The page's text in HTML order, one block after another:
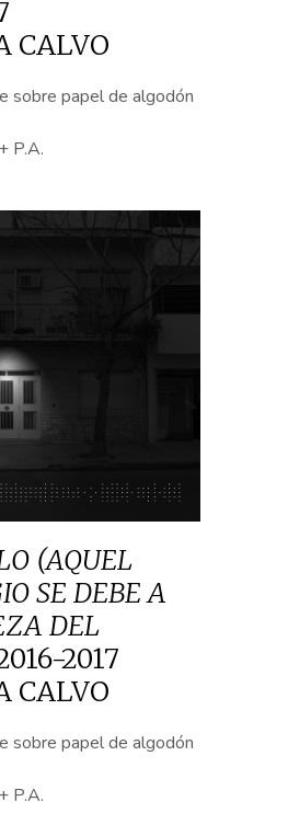
CALVO
sobre papel de algodón
P.A.
(AQUEL
SE DEBE A
DEL
2017
CALVO
sobre papel de algodón
P.A.